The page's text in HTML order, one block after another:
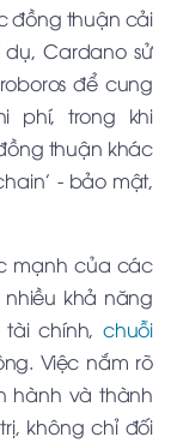
đồng thuận cải
Cardano sử
để cung
phí, trong khi
thuận khác
- bảo mật,
mạnh của các
khả năng
chính, chuỗi
Việc nắm rõ
hành và thành
không chỉ đối